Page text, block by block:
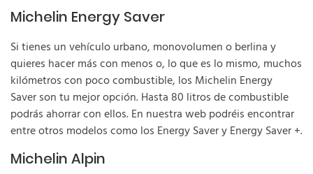
Michelin Energy Saver
Si tienes un vehículo urbano, monovolumen o berlina y
quieres hacer más con menos o, lo que es lo mismo, muchos
kilómetros con poco combustible, los Michelin Energy
Saver son tu mejor opción. Hasta 80 litros de combustible
podrás ahorrar con ellos. En nuestra web podréis encontrar
entre otros modelos como los Energy Saver y Energy Saver +.
Michelin Alpin